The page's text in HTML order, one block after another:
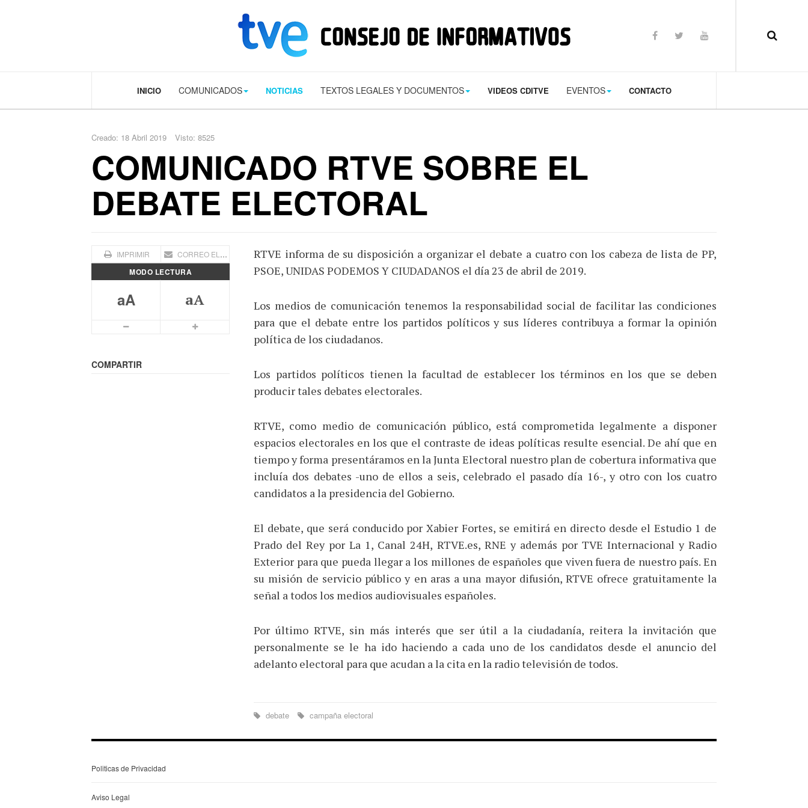
INICIO COMUNICADOS NOTICIAS TEXTOS LEGALES Y DOCUMENTOS VIDEOS CDITVE EVENTOS CONTACTO
Creado: 18 Abril 2019 Visto: 8525
COMUNICADO RTVE SOBRE EL
DEBATE ELECTORAL
IMPRIMIR CORREO ELECTRÓNICO
MODO LECTURA
aA aA
Letra mas pequeña Letra más grande
COMPARTIR
RTVE informa de su disposición a organizar el debate a cuatro con los cabeza de lista de PP,
PSOE, UNIDAS PODEMOS Y CIUDADANOS el día 23 de abril de 2019.
Los medios de comunicación tenemos la responsabilidad social de facilitar las condiciones
para que el debate entre los partidos políticos y sus líderes contribuya a formar la opinión
política de los ciudadanos.
Los partidos políticos tienen la facultad de establecer los términos en los que se deben
producir tales debates electorales.
RTVE, como medio de comunicación público, está comprometida legalmente a disponer
espacios electorales en los que el contraste de ideas políticas resulte esencial. De ahí que en
tiempo y forma presentáramos en la Junta Electoral nuestro plan de cobertura informativa que
incluía dos debates -uno de ellos a seis, celebrado el pasado día 16-, y otro con los cuatro
candidatos a la presidencia del Gobierno.
El debate, que será conducido por Xabier Fortes, se emitirá en directo desde el Estudio 1 de
Prado del Rey por La 1, Canal 24H, RTVE.es, RNE y además por TVE Internacional y Radio
Exterior para que pueda llegar a los millones de españoles que viven fuera de nuestro país. En
su misión de servicio público y en aras a una mayor difusión, RTVE ofrece gratuitamente la
señal a todos los medios audiovisuales españoles.
Por último RTVE, sin más interés que ser útil a la ciudadanía, reitera la invitación que
personalmente se le ha ido haciendo a cada uno de los candidatos desde el anuncio del
adelanto electoral para que acudan a la cita en la radio televisión de todos.
debate campaña electoral
Politicas de Privacidad
Aviso Legal